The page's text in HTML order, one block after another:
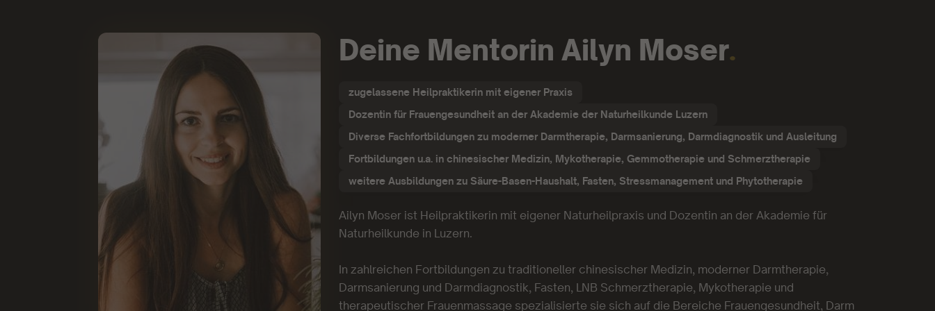
Deine Mentorin Ailyn Moser.
zugelassene Heilpraktikerin mit eigener Praxis
Dozentin für Frauengesundheit an der Akademie der Naturheilkunde Luzern
Diverse Fachfortbildungen zu moderner Darmtherapie, Darmsanierung, Darmdiagnostik und Ausleitung
Fortbildungen u.a. in chinesischer Medizin, Mykotherapie, Gemmotherapie und Schmerztherapie
weitere Ausbildungen zu Säure-Basen-Haushalt, Fasten, Stressmanagement und Phytotherapie
Ailyn Moser ist Heilpraktikerin mit eigener Naturheilpraxis und Dozentin an der Akademie für
Naturheilkunde in Luzern.
In zahlreichen Fortbildungen zu traditioneller chinesischer Medizin, moderner Darmtherapie,
Darmsanierung und Darmdiagnostik, Fasten, LNB Schmerztherapie, Mykotherapie und
therapeutischer Frauenmassage spezialisierte sie sich auf die Bereiche Frauengesundheit, Darm